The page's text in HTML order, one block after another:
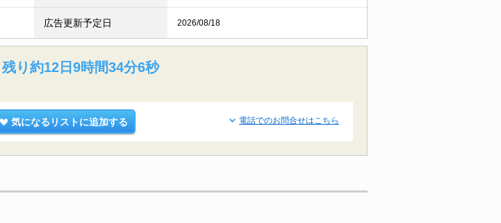
広告更新予定日 2026/08/18
残り約12日9時間34分5秒
気になるリストに追加する 電話でのお問合せはこちら